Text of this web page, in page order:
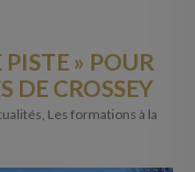
» POUR
DE CROSSEY
Les formations à la